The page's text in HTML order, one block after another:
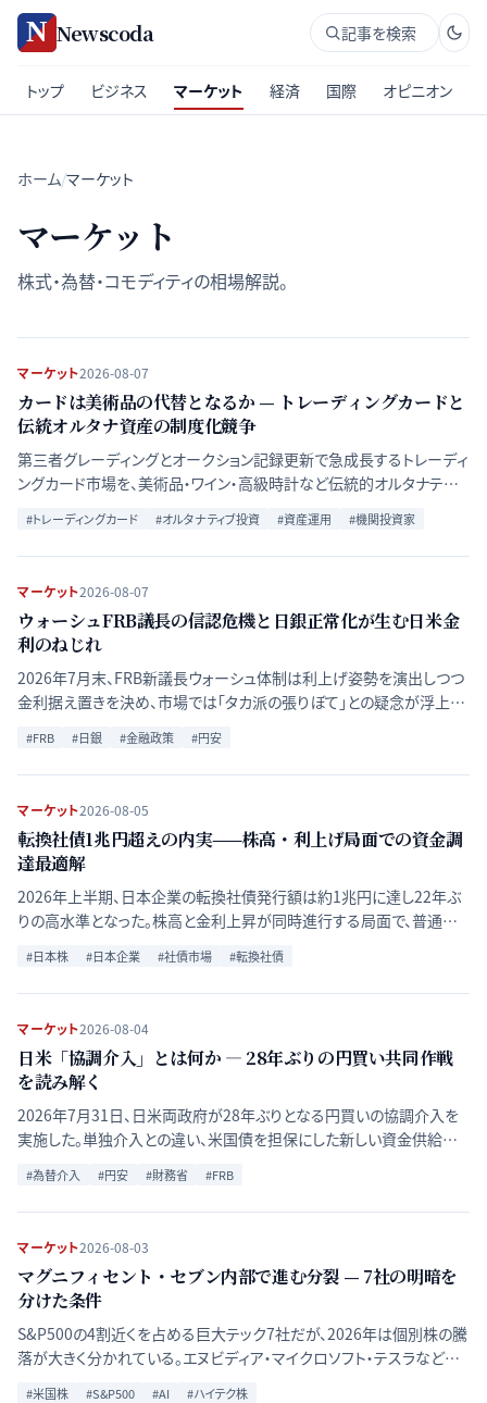
Newscoda 記事を検索
トップ ビジネス マーケット 経済 国際 オピニオン
ホーム/マーケット
マーケット
株式・為替・コモディティの相場解説。
マーケット2026-08-07
カードは美術品の代替となるか — トレーディングカードと
伝統オルタナ資産の制度化競争
第三者グレーディングとオークション記録更新で急成長するトレーディ
ングカード市場を、美術品・ワイン・高級時計など伝統的オルタナティブ
資産と比較し、流動性・価格透明性・リスクの違いを検証する。
#トレーディングカード #オルタナティブ投資 #資産運用 #機関投資家
マーケット2026-08-07
ウォーシュFRB議長の信認危機と日銀正常化が生む日米金
利のねじれ
2026年7月末、FRB新議長ウォーシュ体制は利上げ姿勢を演出しつつ
金利据え置きを決め、市場では「タカ派の張りぼて」との疑念が浮上し
た。日銀の正常化と絡み合う日米金融政策の分岐が為替・株式に及ぼ
す影響を整理する。
#FRB #日銀 #金融政策 #円安
マーケット2026-08-05
転換社債1兆円超えの内実——株高・利上げ局面での資金調
達最適解
2026年上半期、日本企業の転換社債発行額は約1兆円に達し22年ぶ
りの高水準となった。株高と金利上昇が同時進行する局面で、普通社
債・エクイティ調達と比べ転換社債が選好される構造的背景を比較整
理する。
#日本株 #日本企業 #社債市場 #転換社債
マーケット2026-08-04
日米「協調介入」とは何か ― 28年ぶりの円買い共同作戦
を読み解く
2026年7月31日、日米両政府が28年ぶりとなる円買いの協調介入を
実施した。単独介入との違い、米国債を担保にした新しい資金供給の
#為替介入 #円安 #財務省 #FRB
マーケット2026-08-03
マグニフィセント・セブン内部で進む分裂 — 7社の明暗を
分けた条件
S&P500の4割近くを占める巨大テック7社だが、2026年は個別株の騰
落が大きく分かれている。エヌビディア・マイクロソフト・テスラなど主
#米国株 #S&P500 #AI #ハイテク株